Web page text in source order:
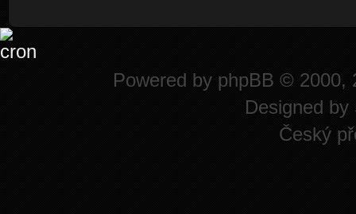
Powered by phpBB © 2000,
Designed by
Český